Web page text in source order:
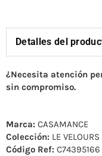
Detalles del
¿Necesita atención
sin compromiso.
Marca: CASAMANCE
Colección: LE
Código Ref: C74395166